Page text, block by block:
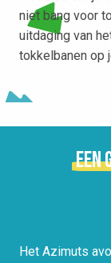
niet bang voor
uitdaging van
tokkelbanen op
Een
Het Azimuts